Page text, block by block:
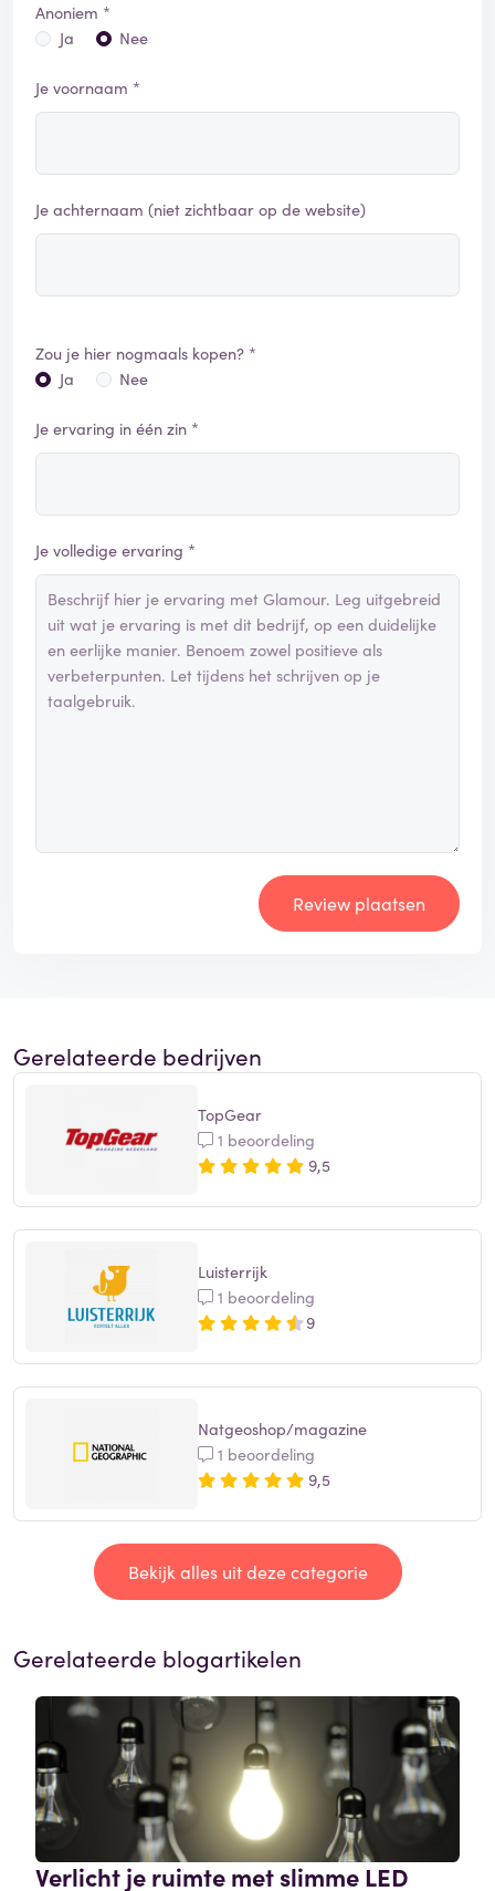
Anoniem *
Ja
Nee
Je voornaam *
Je achternaam (niet zichtbaar op de website)
Zou je hier nogmaals kopen? *
Ja
Nee
Je ervaring in één zin *
Je volledige ervaring *
Review plaatsen
Gerelateerde bedrijven
TopGear
1 beoordeling
9,5
Luisterrijk
1 beoordeling
9
Natgeoshop/magazine
1 beoordeling
9,5
Bekijk alles uit deze categorie
Gerelateerde blogartikelen
Verlicht je ruimte met slimme LED